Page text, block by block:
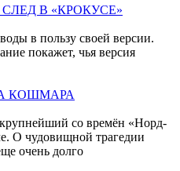
В «КРОКУСЕ»
в пользу своей версии.
покажет, чья версия
КОШМАРА
со времён «Норд-
О чудовищной трагедии
очень долго